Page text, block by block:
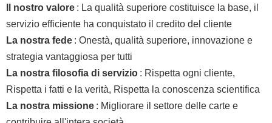
Il nostro valore : La qualità superiore costituisce la base, il
servizio efficiente ha conquistato il credito del cliente
La nostra fede : Onestà, qualità superiore, innovazione e
strategia vantaggiosa per tutti
La nostra filosofia di servizio : Rispetta ogni cliente,
Rispetta i fatti e la verità, Rispetta la conoscenza scientifica
La nostra missione : Migliorare il settore delle carte e